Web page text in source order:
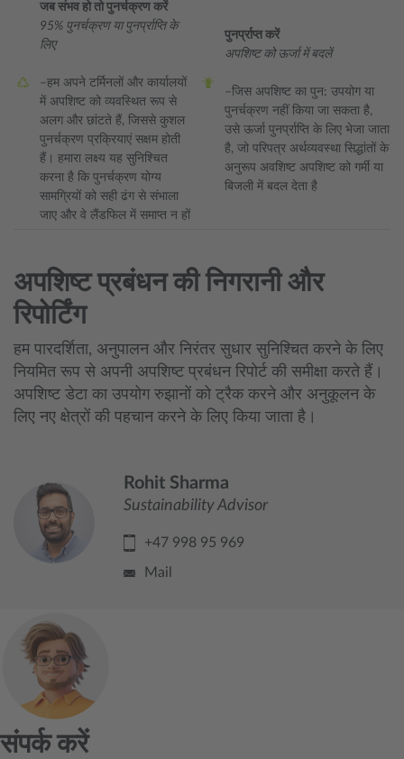
जब संभव हो तो पुनर्चक्रण करें
95% पुनर्चक्रण या पुनर्प्राप्ति के
लिए
–हम अपने टर्मिनलों और कार्यालयों
में अपशिष्ट को व्यवस्थित रूप से
अलग और छांटते हैं, जिससे कुशल
पुनर्चक्रण प्रक्रियाएं सक्षम होती
हैं। हमारा लक्ष्य यह सुनिश्चित
करना है कि पुनर्चक्रण योग्य
सामग्रियों को सही ढंग से संभाला
जाए और वे लैंडफिल में समाप्त न हों
पुनर्प्राप्त करें
अपशिष्ट को ऊर्जा में बदलें
–जिस अपशिष्ट का पुन: उपयोग या
पुनर्चक्रण नहीं किया जा सकता है,
उसे ऊर्जा पुनर्प्राप्ति के लिए भेजा जाता
है, जो परिपत्र अर्थव्यवस्था सिद्धांतों के
अनुरूप अवशिष्ट अपशिष्ट को गर्मी या
बिजली में बदल देता है
अपशिष्ट प्रबंधन की निगरानी और
रिपोर्टिंग
हम पारदर्शिता, अनुपालन और निरंतर सुधार सुनिश्चित करने के लिए
नियमित रूप से अपनी अपशिष्ट प्रबंधन रिपोर्ट की समीक्षा करते हैं।
अपशिष्ट डेटा का उपयोग रुझानों को ट्रैक करने और अनुकूलन के
लिए नए क्षेत्रों की पहचान करने के लिए किया जाता है।
Rohit Sharma
Sustainability Advisor
+47 998 95 969
Mail
संपर्क करें